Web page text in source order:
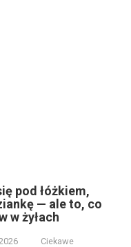
pod łóżkiem,
— ale to, co
w żyłach
Ciekawe